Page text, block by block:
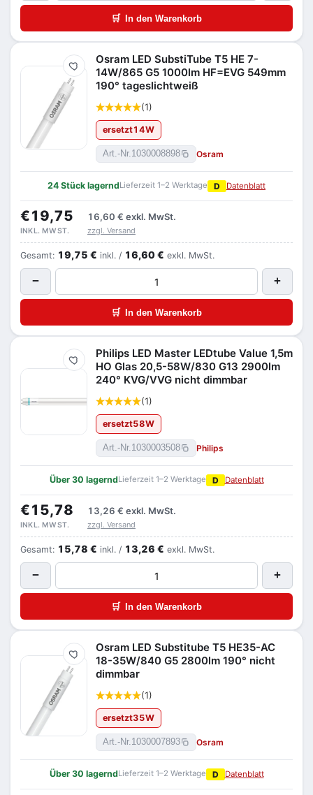
🛒 In den Warenkorb
Merken
Osram LED SubstiTube T5 HE 7-
14W/865 G5 1000lm HF=EVG 549mm
190° tageslichtweiß
(1)
ersetzt14W
Art.-Nr.1030008898 Osram
24 Stück lagerndLieferzeit 1–2 Werktage D Datenblatt
€19,75 16,60 € exkl. MwSt.
INKL. MWST. zzgl. Versand
Gesamt: 19,75 € inkl. / 16,60 € exkl. MwSt.
− +
🛒 In den Warenkorb
Merken
Philips LED Master LEDtube Value 1,5m
HO Glas 20,5-58W/830 G13 2900lm
240° KVG/VVG nicht dimmbar
(1)
ersetzt58W
Art.-Nr.1030003508 Philips
Über 30 lagerndLieferzeit 1–2 Werktage D Datenblatt
€15,78 13,26 € exkl. MwSt.
INKL. MWST. zzgl. Versand
Gesamt: 15,78 € inkl. / 13,26 € exkl. MwSt.
− +
🛒 In den Warenkorb
Merken
Osram LED Substitube T5 HE35-AC
18-35W/840 G5 2800lm 190° nicht
dimmbar
(1)
ersetzt35W
Art.-Nr.1030007893 Osram
Über 30 lagerndLieferzeit 1–2 Werktage D Datenblatt